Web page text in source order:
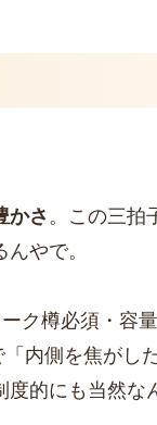
かさ 。この三拍
やで。
ク樽必須・容量
内側を焦がし
度的にも当然な